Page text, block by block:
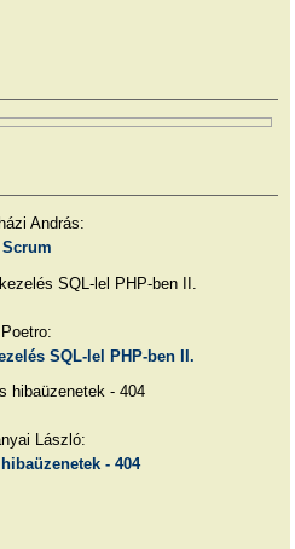
András:
Scrum
Poetro:
SQL-lel PHP-ben II.
László:
- 404